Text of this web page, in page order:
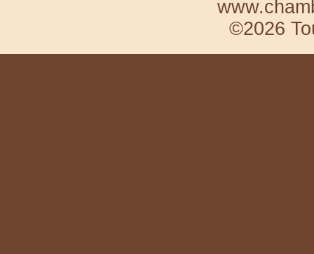
©2026